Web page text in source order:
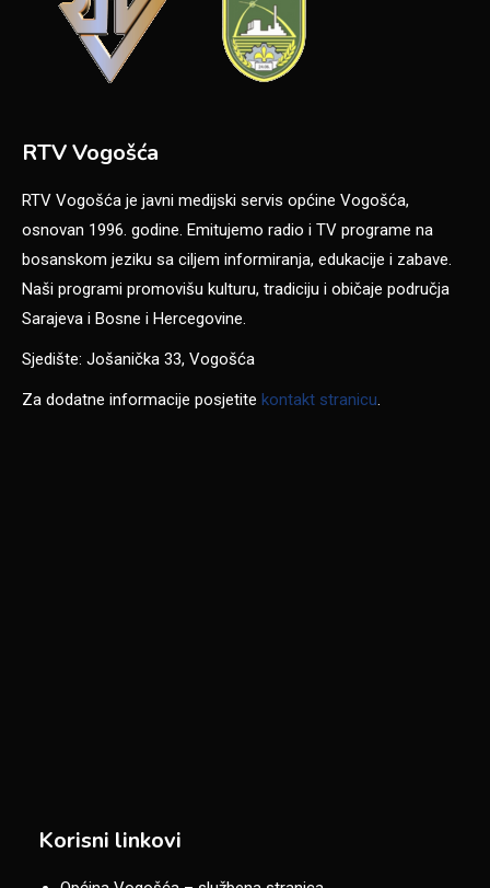
RTV Vogošća
RTV Vogošća je javni medijski servis općine Vogošća,
osnovan 1996. godine. Emitujemo radio i TV programe na
bosanskom jeziku sa ciljem informiranja, edukacije i zabave.
Naši programi promovišu kulturu, tradiciju i običaje područja
Sarajeva i Bosne i Hercegovine.
Sjedište: Jošanička 33, Vogošća
Za dodatne informacije posjetite kontakt stranicu.
Korisni linkovi